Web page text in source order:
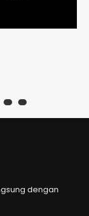
dengan